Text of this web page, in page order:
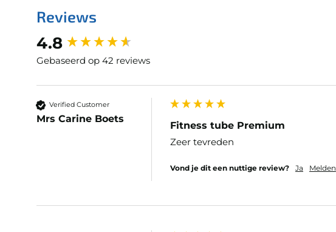
Reviews
4.8
Gebaseerd op 42 reviews
Verified Customer
Mrs Carine Boets
Fitness tube Premium
Zeer tevreden
Vond je dit een nuttige review? Ja Melden
New content loaded